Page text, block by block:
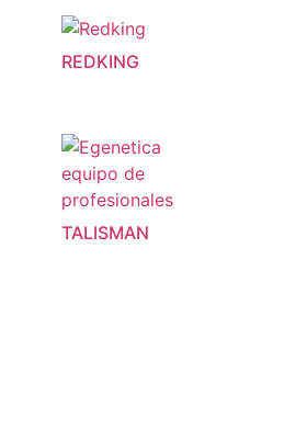
REDKING
TALISMAN